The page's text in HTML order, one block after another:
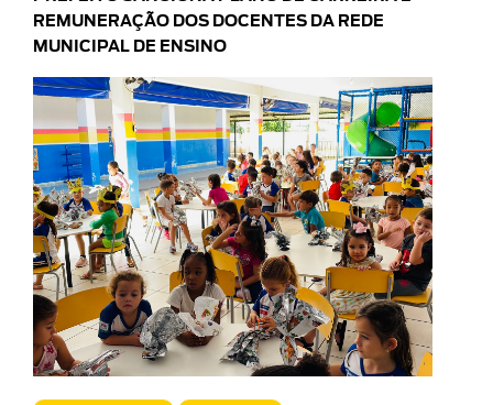
REMUNERAÇÃO DOS DOCENTES DA REDE
MUNICIPAL DE ENSINO